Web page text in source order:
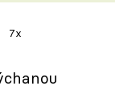
7x